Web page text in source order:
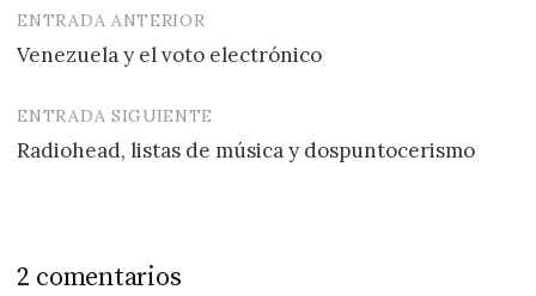
Navegación
de
entradas
ENTRADA ANTERIOR
Venezuela y el voto electrónico
ENTRADA SIGUIENTE
Radiohead, listas de música y dospuntocerismo
2 comentarios